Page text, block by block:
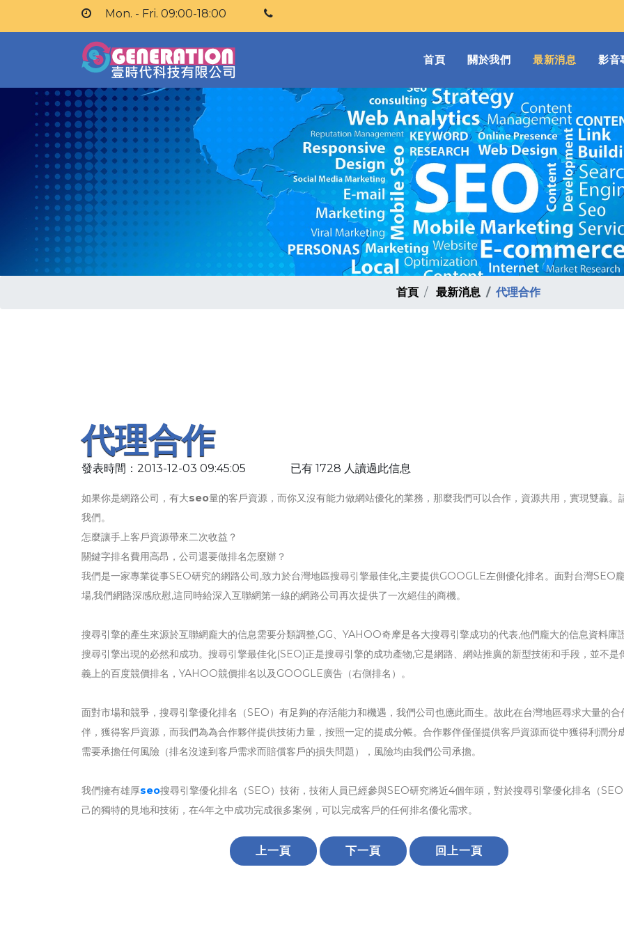
Mon. - Fri. 09:00-18:00
首頁(current)
關於我們 最新消息 影音
首頁 最新消息 代理合作
代理合作
發表時間：2013-12-03 09:45:05 已有 1728 人讀過此信息
如果你是網路公司，有大seo量的客戶資源，而你又沒有能力做網站優化的業務，那麼我們可以合作，資源共用，實現雙贏。
我們。
怎麼讓手上客戶資源帶來二次收益？
關鍵字排名費用高昂，公司還要做排名怎麼辦？
我們是一家專業從事SEO研究的網路公司,致力於台灣地區搜尋引擎最佳化,主要提供GOOGLE左側優化排名。面對台灣SEO
場,我們網路深感欣慰,這同時給深入互聯網第一線的網路公司再次提供了一次絕佳的商機。
搜尋引擎的產生來源於互聯網龐大的信息需要分類調整,GG、YAHOO奇摩是各大搜尋引擎成功的代表,他們龐大的信息資料庫
搜尋引擎出現的必然和成功。搜尋引擎最佳化(SEO)正是搜尋引擎的成功產物,它是網路、網站推廣的新型技術和手段，並不是
義上的百度競價排名，YAHOO競價排名以及GOOGLE廣告（右側排名）。
面對市場和競爭，搜尋引擎優化排名（SEO）有足夠的存活能力和機遇，我們公司也應此而生。故此在台灣地區尋求大量的合
伴，獲得客戶資源，而我們為為合作夥伴提供技術力量，按照一定的提成分帳。合作夥伴僅僅提供客戶資源而從中獲得利潤分
需要承擔任何風險（排名沒達到客戶需求而賠償客戶的損失問題），風險均由我們公司承擔。
我們擁有雄厚seo搜尋引擎優化排名（SEO）技術，技術人員已經參與SEO研究將近4個年頭，對於搜尋引擎優化排名（
己的獨特的見地和技術，在4年之中成功完成很多案例，可以完成客戶的任何排名優化需求。
上一頁 下一頁 回上一頁